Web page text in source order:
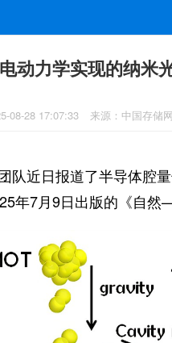
动力学实现的纳米
08-28 17:07:33 来源：中国存储网
队近日报道了半导体腔
年7月9日出版的《自然